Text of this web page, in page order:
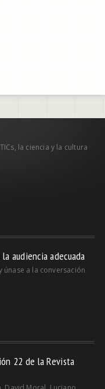
la ciencia y la cultura
audiencia adecuada
a la conversación
22 de la Revista